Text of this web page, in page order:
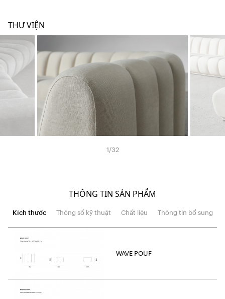
THƯ VIỆN
1/32
THÔNG TIN SẢN PHẨM
Kích thước Thông số kỹ thuật Chất liệu Thông tin bổ sung
WAVE POUF